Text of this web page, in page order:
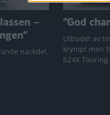
–
nackdel.
”God
Utbudet av
krympt men
bZ4X